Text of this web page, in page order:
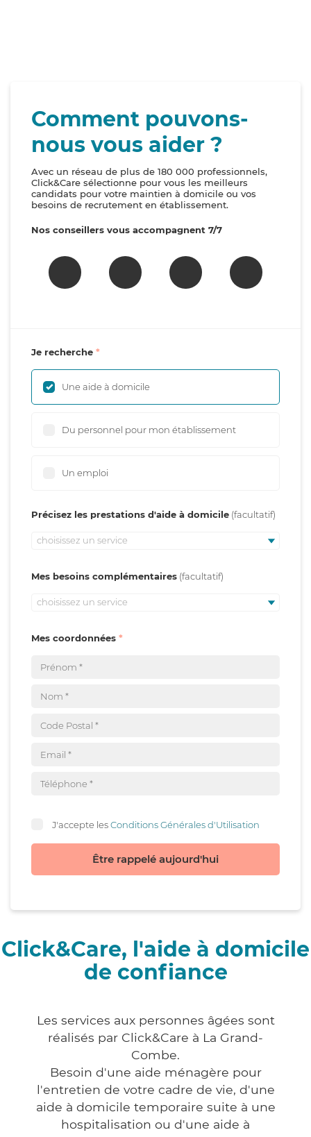
Comment pouvons-
nous vous aider ?
Avec un réseau de plus de 180 000 professionnels,
Click&Care sélectionne pour vous les meilleurs
candidats pour votre maintien à domicile ou vos
besoins de recrutement en établissement.
Nos conseillers vous accompagnent 7/7
Je recherche
Une aide à domicile
Du personnel pour mon établissement
Un emploi
Précisez les prestations d'aide à domicile
choisissez un service
Mes besoins complémentaires
choisissez un service
Mes coordonnées
J'accepte lesConditions Générales d'Utilisation
Être rappelé aujourd'hui
Click&Care, l'aide à domicile
de confiance
Les services aux personnes âgées sont
réalisés par Click&Care à La Grand-
Combe.
Besoin d'une aide ménagère pour
l'entretien de votre cadre de vie, d'une
aide à domicile temporaire suite à une
hospitalisation ou d'une aide à